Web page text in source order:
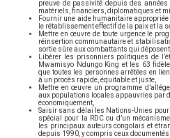
preuve de passivité depuis des années
matériels, financiers, diplomatiques et
Fournir une aide humanitaire
le rétablissement effectif de la paix et la
Mettre en œuvre de toute urgence le
réinsertion communautaire et
sortie sûre aux combattants qui déposent
Libérer les prisonniers politiques de
Mwamisyo Ndungo King et les 63
que toutes les personnes arrêtées en
à un procès rapide, équitable et juste,
Mettre en œuvre un programme
aux populations locales appauvries par
économiquement,
Saisir sans délai les Nations-Unies pour
spécial pour la RDC ou d’un
les principaux auteurs congolais et
depuis 1990, y compris ceux